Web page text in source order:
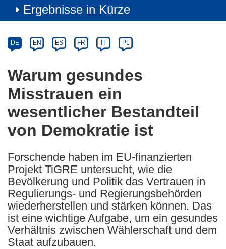
Ergebnisse in Kürze
Category
Article
available
the
following
languages:
DE EN ES FR IT PL
Warum gesundes
Misstrauen ein
wesentlicher Bestandteil
von Demokratie ist
Forschende haben im EU-finanzierten
Projekt TiGRE untersucht, wie die
Bevölkerung und Politik das Vertrauen in
Regulierungs- und Regierungsbehörden
wiederherstellen und stärken können. Das
ist eine wichtige Aufgabe, um ein gesundes
Verhältnis zwischen Wählerschaft und dem
Staat aufzubauen.